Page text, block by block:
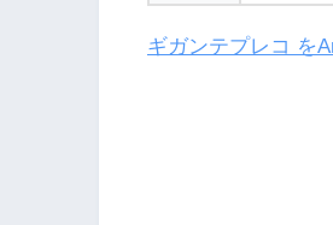
ギガンテプレコ を